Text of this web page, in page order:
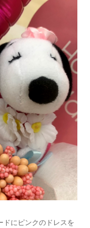
ドにピンクのドレスを